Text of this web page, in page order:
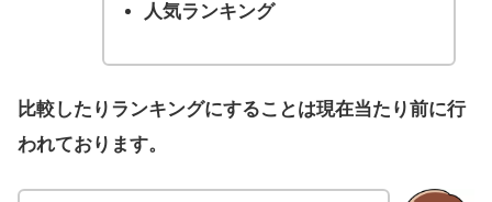
人気ランキング
比較したりランキングにすることは現在当たり前に行
われております。